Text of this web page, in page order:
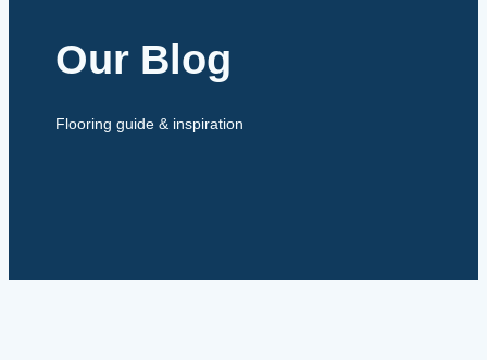
Our Blog
Flooring guide & inspiration